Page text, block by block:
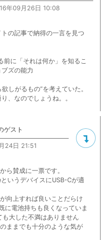
年09月26日 10:08
の記事で納得の一言を見つ
前に「それは何か」を知るこ
ズの能力
しがるもの”を考えていた。
、なのでしょうね。。
ゲスト
24日 21:51
ら賛成に一票です。
いうデバイスにUSB-Cが適
向上すれば良いことだらけ
に電池持ちも良くなっていま
大した不満はありません
ままでも十分のような気が